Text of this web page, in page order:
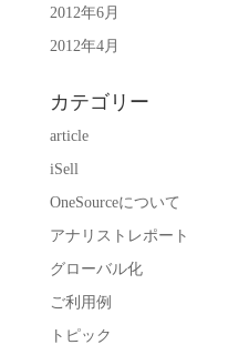
2012年6月
2012年4月
カテゴリー
article
iSell
OneSourceについて
アナリストレポート
グローバル化
ご利用例
トピック